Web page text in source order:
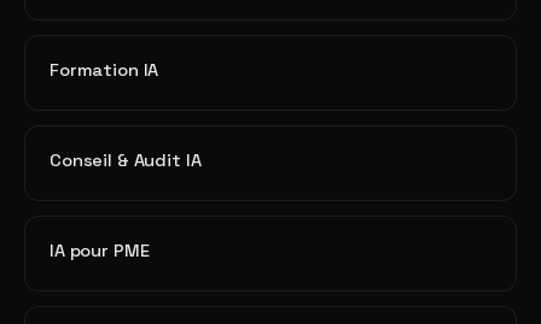
Formation IA
Conseil & Audit IA
IA pour PME